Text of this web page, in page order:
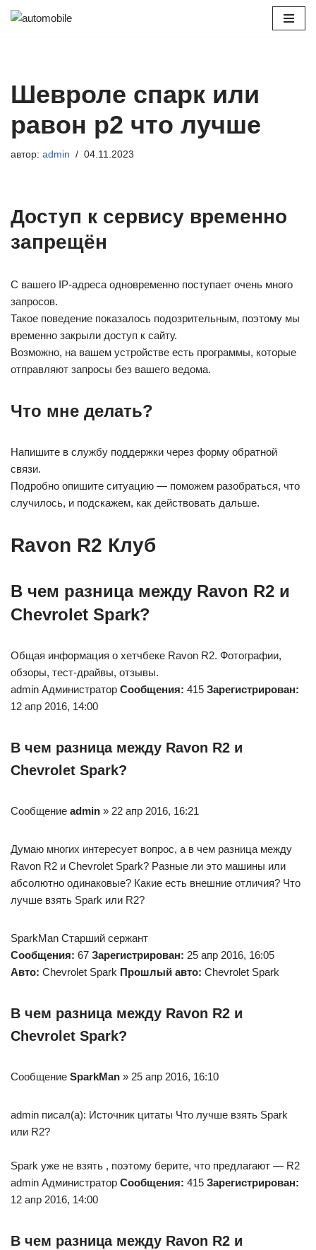
Шевроле спарк или
равон р2 что лучше
автор: admin 04.11.2023
Доступ к сервису временно
запрещён
С вашего IP-адреса одновременно поступает очень много
запросов.
Такое поведение показалось подозрительным, поэтому мы
временно закрыли доступ к сайту.
Возможно, на вашем устройстве есть программы, которые
отправляют запросы без вашего ведома.
Что мне делать?
Напишите в службу поддержки через форму обратной
связи.
Подробно опишите ситуацию — поможем разобраться, что
случилось, и подскажем, как действовать дальше.
Ravon R2 Клуб
В чем разница между Ravon R2 и
Chevrolet Spark?
Общая информация о хетчбеке Ravon R2. Фотографии,
обзоры, тест-драйвы, отзывы.
admin Администратор Сообщения: 415 Зарегистрирован:
12 апр 2016, 14:00
В чем разница между Ravon R2 и
Chevrolet Spark?
Сообщение admin » 22 апр 2016, 16:21
Думаю многих интересует вопрос, а в чем разница между
Ravon R2 и Chevrolet Spark? Разные ли это машины или
абсолютно одинаковые? Какие есть внешние отличия? Что
лучше взять Spark или R2?
SparkMan Старший сержант
Сообщения: 67 Зарегистрирован: 25 апр 2016, 16:05
Авто: Chevrolet Spark Прошлый авто: Chevrolet Spark
В чем разница между Ravon R2 и
Chevrolet Spark?
Сообщение SparkMan » 25 апр 2016, 16:10
admin писал(а): Источник цитаты Что лучше взять Spark
или R2?
Spark уже не взять , поэтому берите, что предлагают — R2
admin Администратор Сообщения: 415 Зарегистрирован:
12 апр 2016, 14:00
В чем разница между Ravon R2 и